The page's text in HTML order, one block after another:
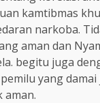
kamtibmas
narkoba.
aman dan
begitu juga
yang
aman.